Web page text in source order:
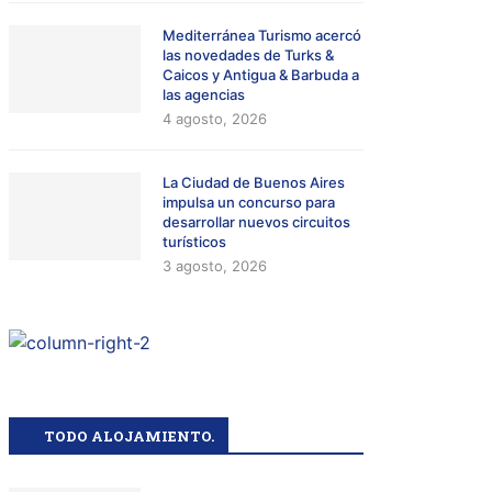
Mediterránea Turismo acercó
las novedades de Turks &
Caicos y Antigua & Barbuda a
las agencias
4 agosto, 2026
La Ciudad de Buenos Aires
impulsa un concurso para
desarrollar nuevos circuitos
turísticos
3 agosto, 2026
TODO ALOJAMIENTO.